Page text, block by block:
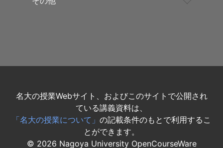
名大の授業Webサイト、およびこのサイトで公開され
ている講義資料は、
「名大の授業について」 の記載条件のもとで利用するこ
とができます。
© 2026 Nagoya University OpenCourseWare